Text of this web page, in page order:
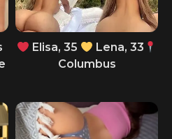
Elisa, 35
Lena, 33
Columbus